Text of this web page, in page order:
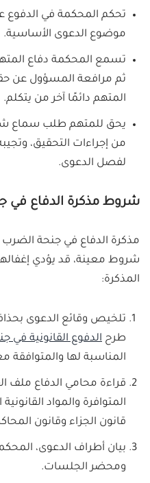
تحكم المحكمة في الدفوع
موضوع الدعوى الأساسية.
تسمع المحكمة دفاع
ثم مرافعة المسؤول عن
المتهم دائمًا آخر من يتكلم.
يحق للمتهم طلب سماع
من إجراءات التحقيق،
لفصل الدعوى.
شروط مذكرة الدفاع في
مذكرة الدفاع في جنحة الضرب
شروط معينة، قد يؤدي
المذكرة:
تلخيص وقائع الدعوى
طرح الدفوع القانونية في
المناسبة لها والمتوافقة
قراءة محامي الدفاع ملف
المتوافرة والمواد
قانون الجزاء وقانون
بيان أطراف الدعوى،
ومحضر الجلسات.